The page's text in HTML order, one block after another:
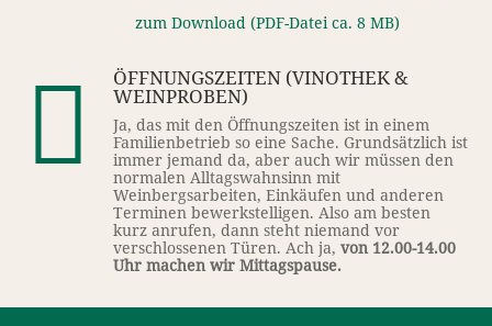
zum Download (PDF-Datei ca. 8 MB)
 ÖFFNUNGSZEITEN (VINOTHEK &
WEINPROBEN)
Ja, das mit den Öffnungszeiten ist in einem
Familienbetrieb so eine Sache. Grundsätzlich ist
immer jemand da, aber auch wir müssen den
normalen Alltagswahnsinn mit
Weinbergsarbeiten, Einkäufen und anderen
Terminen bewerkstelligen. Also am besten
kurz anrufen, dann steht niemand vor
verschlossenen Türen. Ach ja, von 12.00-14.00
Uhr machen wir Mittagspause.